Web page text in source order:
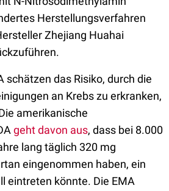
Herstellungsverfahren
Zhejiang Huahai
schätzen das Risiko, durch die
an Krebs zu erkranken,
amerikanische
geht davon aus, dass bei 8.000
lang täglich 320 mg
eingenommen haben, ein
eintreten könnte. Die EMA